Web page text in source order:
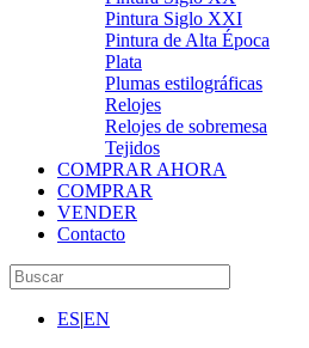
Pintura Siglo XXI
Pintura de Alta Época
Plata
Plumas estilográficas
Relojes
Relojes de sobremesa
Tejidos
COMPRAR AHORA
COMPRAR
VENDER
Contacto
ES|EN